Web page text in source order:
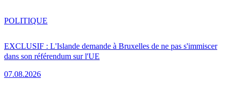
EXCLUSIF : L'Islande demande à Bruxelles de ne pas s'immiscer
dans son référendum sur l'UE
07.08.2026
POLITIQUE